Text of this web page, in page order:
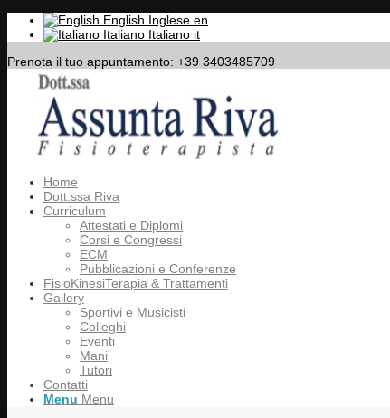
English Inglese en
Italiano Italiano it
Prenota il tuo appuntamento: +39 3403485709
Home
Dott.ssa Riva
Curriculum
Attestati e Diplomi
Corsi e Congressi
ECM
Pubblicazioni e Conferenze
FisioKinesiTerapia & Trattamenti
Gallery
Sportivi e Musicisti
Colleghi
Eventi
Mani
Tutori
Contatti
Menu Menu